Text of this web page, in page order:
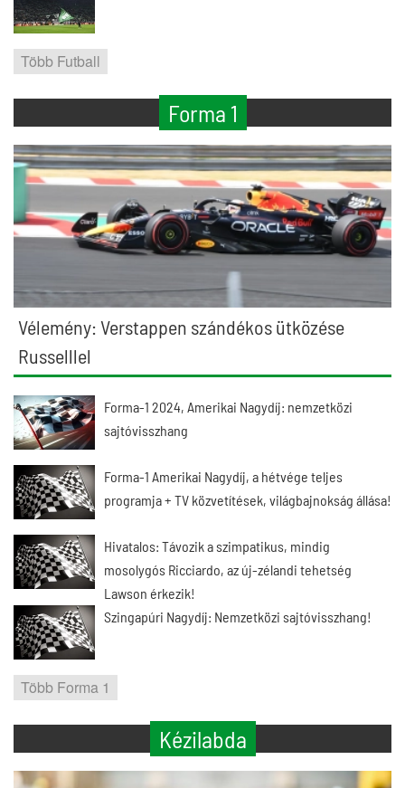
Több Futball
Forma 1
Vélemény: Verstappen szándékos ütközése
Russelllel
Forma-1 2024, Amerikai Nagydíj: nemzetközi
sajtóvisszhang
Forma-1 Amerikai Nagydíj, a hétvége teljes
programja + TV közvetítések, világbajnokság állása!
Hivatalos: Távozik a szimpatikus, mindig
mosolygós Ricciardo, az új-zélandi tehetség
Lawson érkezik!
Szingapúri Nagydíj: Nemzetközi sajtóvisszhang!
Több Forma 1
Kézilabda